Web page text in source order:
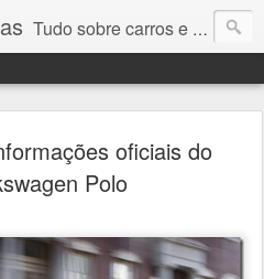
Tudo sobre carros e motores
oficiais do
Polo